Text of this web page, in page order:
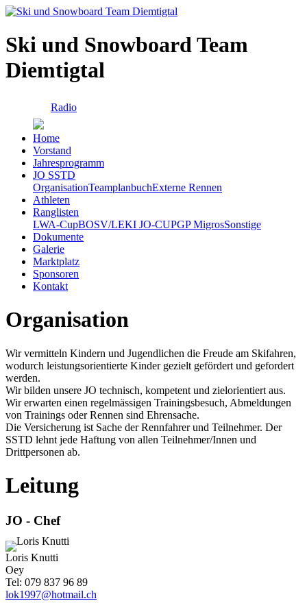
Ski und Snowboard Team
Diemtigtal
Radio
Home
Vorstand
Jahresprogramm
JO SSTD
OrganisationTeamplanbuchExterne Rennen
Athleten
Ranglisten
LWA-CupBOSV/LEKI JO-CUPGP MigrosSonstige
Dokumente
Galerie
Marktplatz
Sponsoren
Kontakt
Organisation
Wir vermitteln Kindern und Jugendlichen die Freude am Skifahren,
wodurch leistungsorientierte Kinder gezielt gefördert und gefordert
werden.
Wir bilden unsere JO technisch, kompetent und zielorientiert aus.
Wir erwarten einen regelmässigen Trainingsbesuch, Abmeldungen
von Trainings oder Rennen sind Ehrensache.
Die Versicherung ist Sache der Rennfahrer und Teilnehmer. Der
SSTD lehnt jede Haftung von allen Teilnehmer/Innen und
Drittpersonen ab.
Leitung
JO - Chef
Loris Knutti
Oey
Tel: 079 837 96 89
lok1997@hotmail.ch